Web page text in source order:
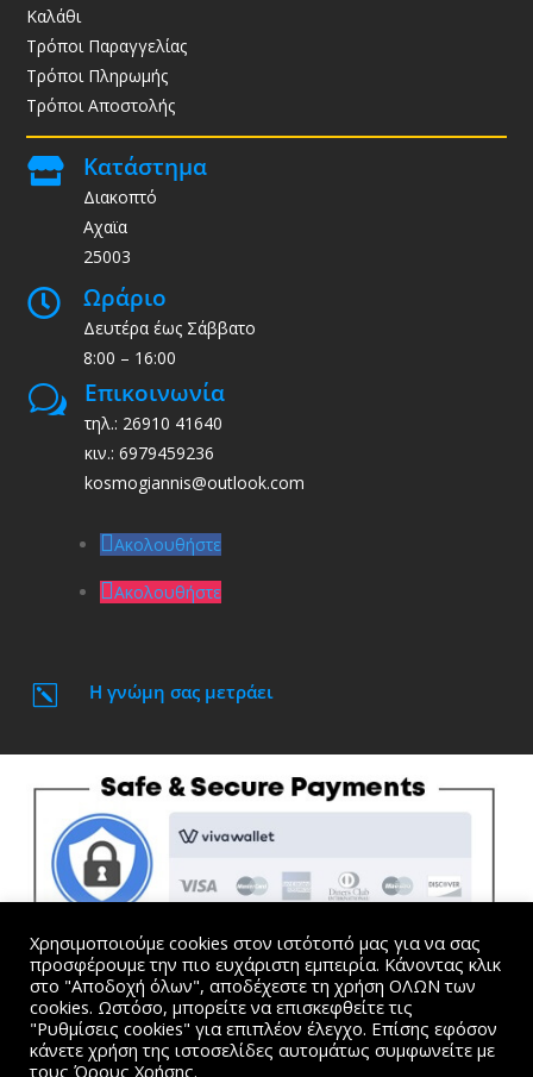
Καλάθι
Τρόποι Παραγγελίας
Τρόποι Πληρωμής
Τρόποι Αποστολής
 Κατάστημα
Διακοπτό
Αχαϊα
25003
 Ωράριο
Δευτέρα έως Σάββατο
8:00 – 16:00
w Επικοινωνία
τηλ.: 26910 41640
κιν.: 6979459236
kosmogiannis@outlook.com
Ακολουθήστε
Ακολουθήστε
k Η γνώμη σας μετράει
Όλες οι τιμές συμπεριλαμβάνουν Φ.Π.Α. | Όροι
Χρήσης και Προσωπικά Δεδομένα
Χρησιμοποιούμε cookies στον ιστότοπό μας για να σας
προσφέρουμε την πιο ευχάριστη εμπειρία. Κάνοντας κλικ
στο "Αποδοχή όλων", αποδέχεστε τη χρήση ΟΛΩΝ των
cookies. Ωστόσο, μπορείτε να επισκεφθείτε τις
"Ρυθμίσεις cookies" για επιπλέον έλεγχο. Επίσης εφόσον
κάνετε χρήση της ιστοσελίδες αυτομάτως συμφωνείτε με
τους Όρους Χρήσης.